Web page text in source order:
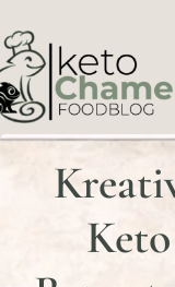
Keto